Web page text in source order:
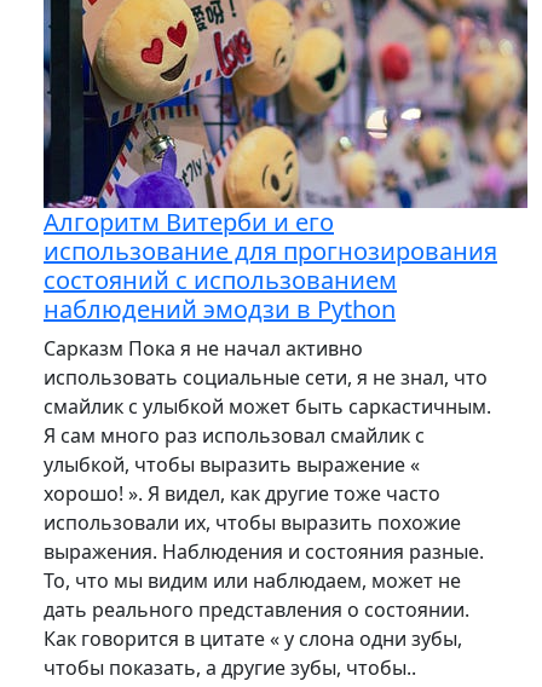
Алгоритм Витерби и его
использование для прогнозирования
состояний с использованием
наблюдений эмодзи в Python
Сарказм Пока я не начал активно
использовать социальные сети, я не знал, что
смайлик с улыбкой может быть саркастичным.
Я сам много раз использовал смайлик с
улыбкой, чтобы выразить выражение «
хорошо! ». Я видел, как другие тоже часто
использовали их, чтобы выразить похожие
выражения. Наблюдения и состояния разные.
То, что мы видим или наблюдаем, может не
дать реального представления о состоянии.
Как говорится в цитате « у слона одни зубы,
чтобы показать, а другие зубы, чтобы..